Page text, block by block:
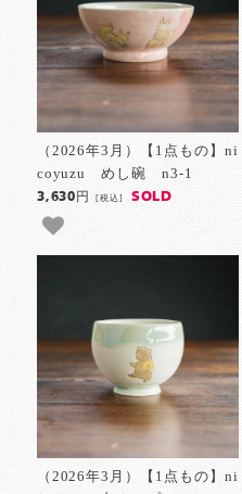
（2026年3月）【1点もの】ni
coyuzu めし碗 n3-1
3,630円[税込] SOLD
（2026年3月）【1点もの】ni